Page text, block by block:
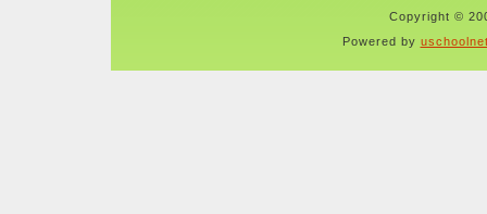
Copyright ©
Powered by